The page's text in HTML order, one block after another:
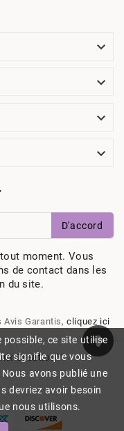
ce site utilise
signifie que vous
avons publié une
devriez avoir besoin
nous utilisons.




D'accord
moment. Vous
de contact dans les
du site.
Avis Garantis,cliquez ici
Creation™